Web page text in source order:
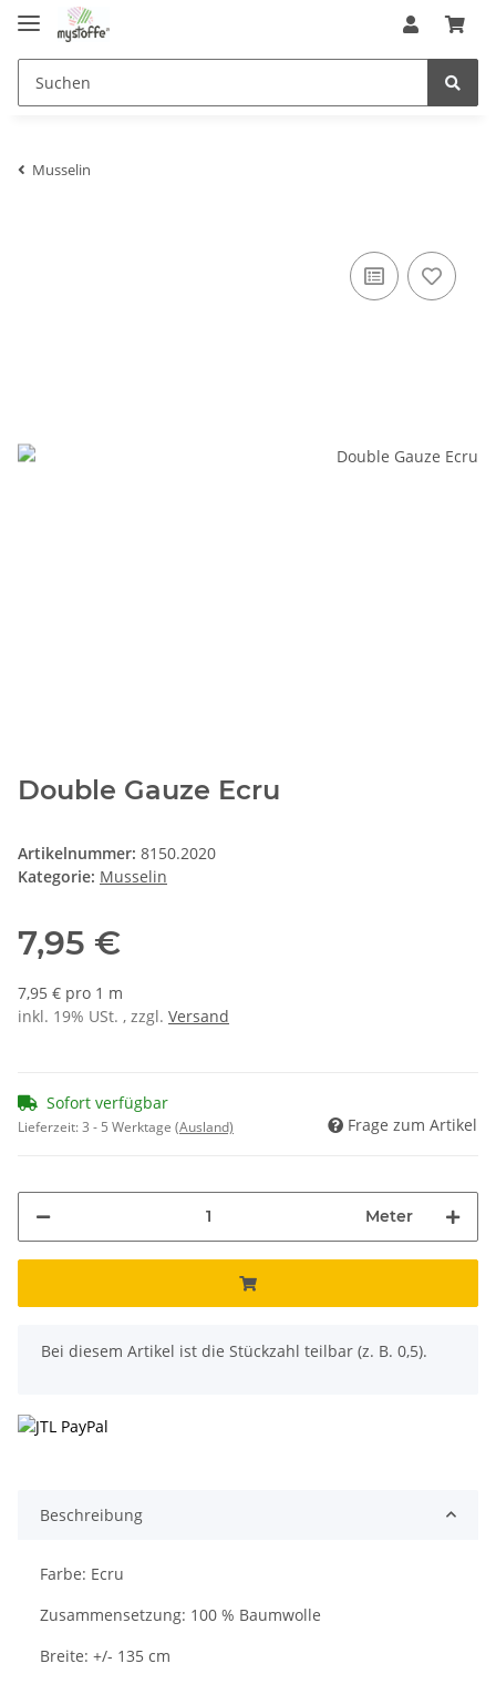
Musselin
Double Gauze Ecru
Artikelnummer: 8150.2020
Kategorie: Musselin
7,95 €
7,95 € pro 1 m
inkl. 19% USt. , zzgl. Versand
Sofort verfügbar
Lieferzeit:3 - 5 Werktage (Ausland) Frage zum Artikel
Meter
x
Bei diesem Artikel ist die Stückzahl teilbar (z. B. 0,5).
Beschreibung
Farbe: Ecru
Zusammensetzung: 100 % Baumwolle
Breite: +/- 135 cm